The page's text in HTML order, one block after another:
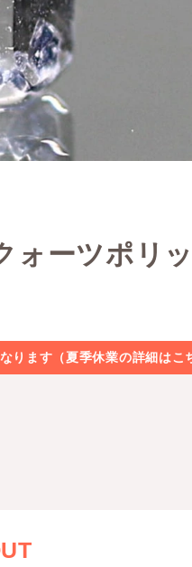
ォーツポリ
ます（夏季休業の詳細はこ